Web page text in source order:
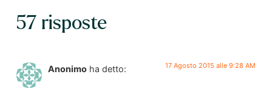
57 risposte
Anonimo ha detto: 17 Agosto 2015 alle 9:28 AM